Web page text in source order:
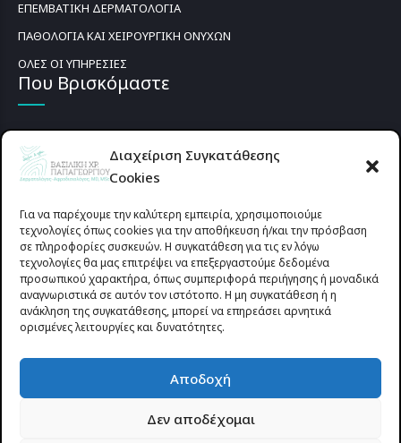
Διαχείριση Συγκατάθεσης
Cookies
Για να παρέχουμε την καλύτερη εμπειρία, χρησιμοποιούμε
τεχνολογίες όπως cookies για την αποθήκευση ή/και την πρόσβαση
σε πληροφορίες συσκευών. Η συγκατάθεση για τις εν λόγω
τεχνολογίες θα μας επιτρέψει να επεξεργαστούμε δεδομένα
προσωπικού χαρακτήρα, όπως συμπεριφορά περιήγησης ή μοναδικά
αναγνωριστικά σε αυτόν τον ιστότοπο. Η μη συγκατάθεση ή η
ανάκληση της συγκατάθεσης, μπορεί να επηρεάσει αρνητικά
ορισμένες λειτουργίες και δυνατότητες.
Αποδοχή
Δεν αποδέχομαι
ΕΠΕΜΒΑΤΙΚΗ ΔΕΡΜΑΤΟΛΟΓΙΑ
ΠΑΘΟΛΟΓΙΑ ΚΑΙ ΧΕΙΡΟΥΡΓΙΚΗ ΟΝΥΧΩΝ
ΟΛΕΣ ΟΙ ΥΠΗΡΕΣΙΕΣ
Που Βρισκόμαστε
Προυσιωτίσσης 27 & Δ.Σταϊκου , Αγρίνιο 30133 (έναντι γηπέδου